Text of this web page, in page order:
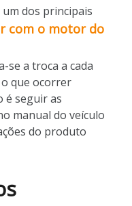
dos principais
com o motor do
se a troca a cada
que ocorrer
é seguir as
manual do veículo
do produto